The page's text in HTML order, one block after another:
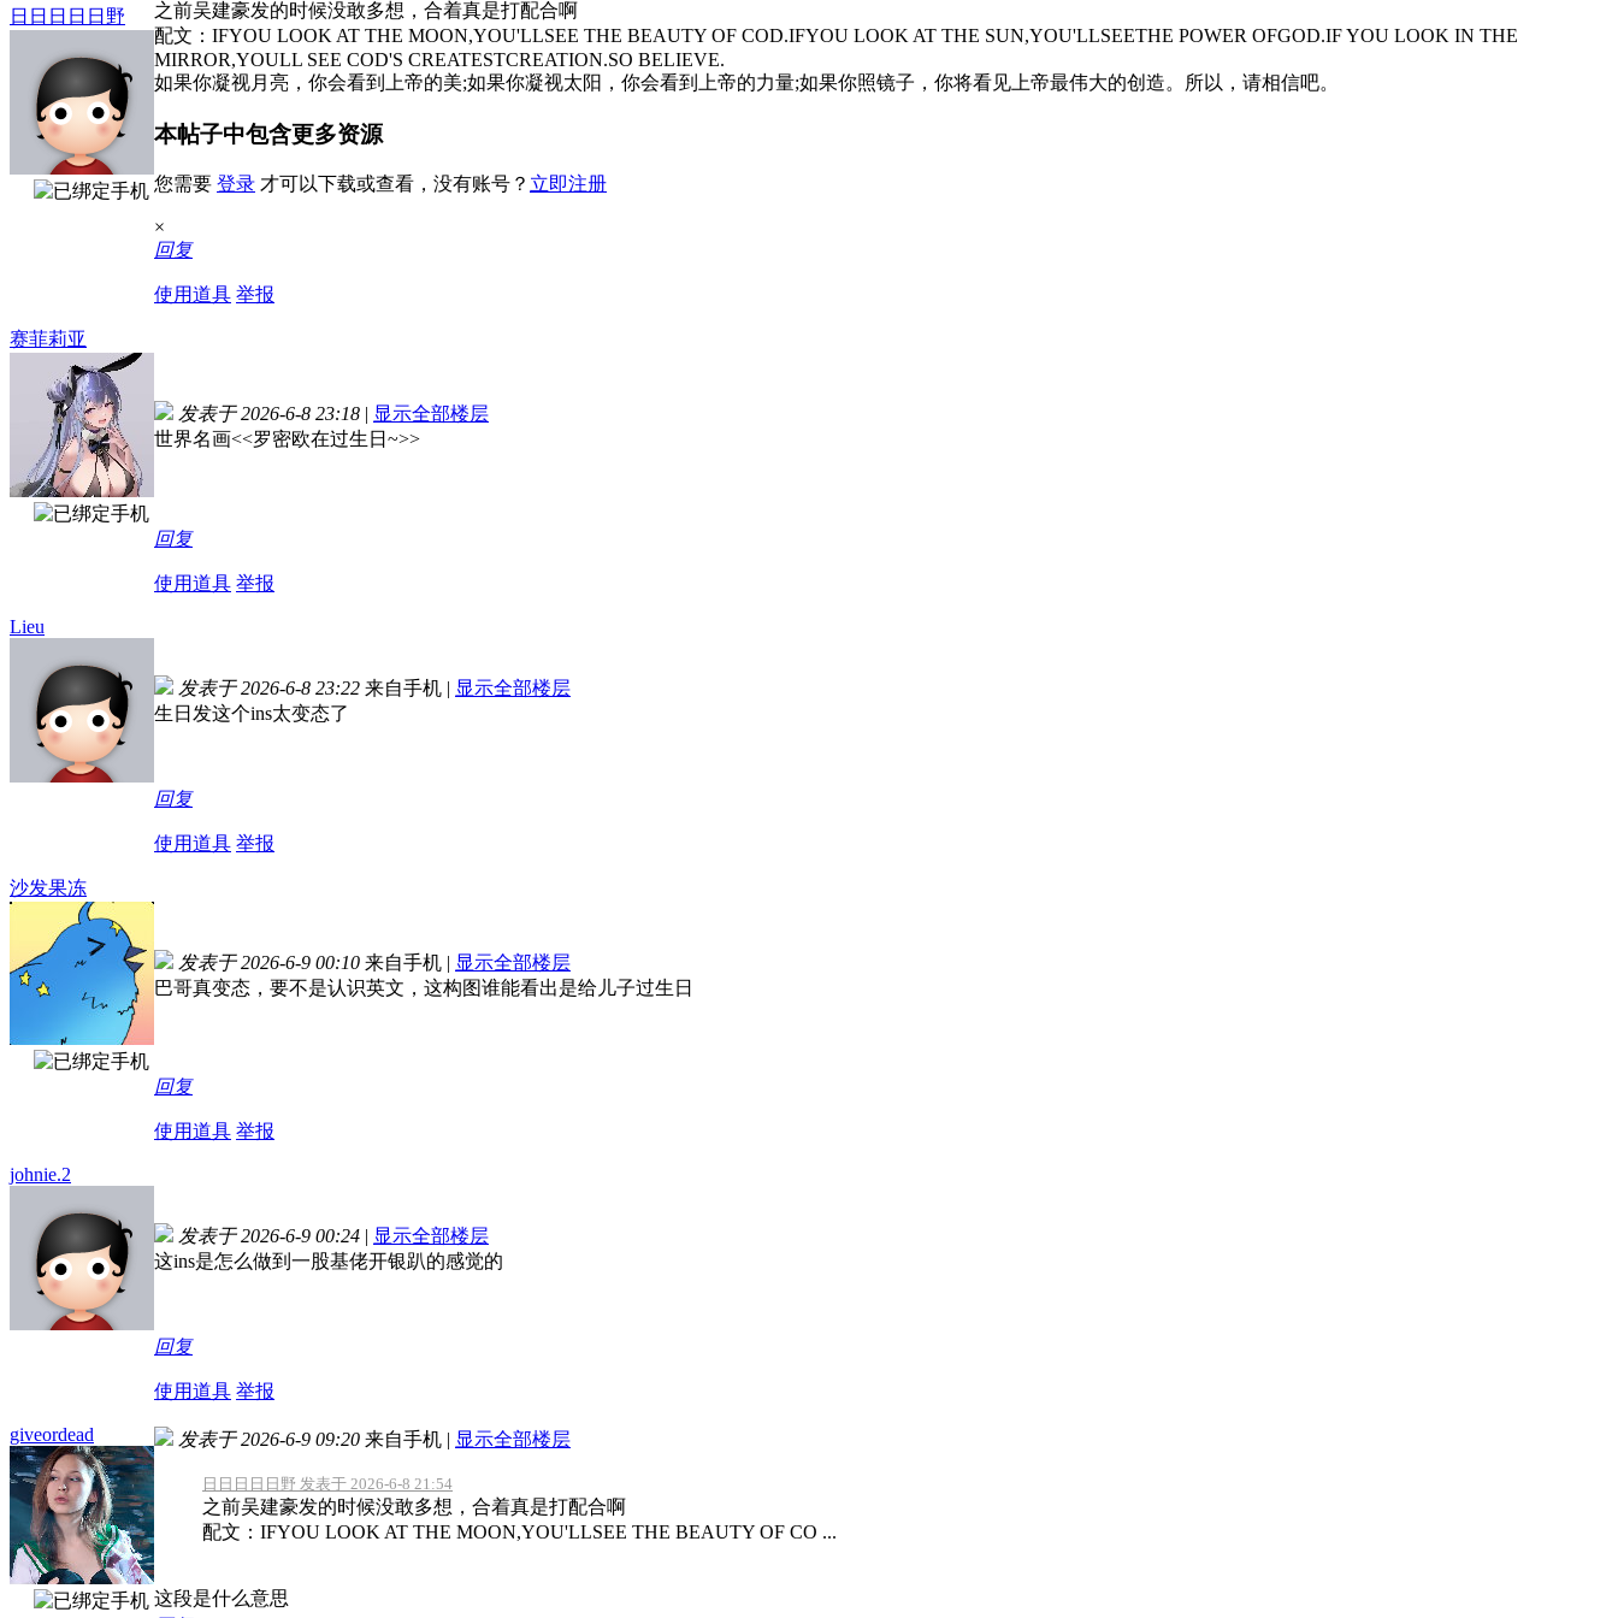
日日日日日野
之前吴建豪发的时候没敢多想，合着真是打配合啊
配文：IFYOU LOOK AT THE MOON,YOU'LLSEE THE BEAUTY OF COD.IFYOU LOOK AT THE SUN,YOU'LLSEETHE POWER OFGOD.IF YOU LOOK IN THE
MIRROR,YOULL SEE COD'S CREATESTCREATION.SO BELIEVE.
如果你凝视月亮，你会看到上帝的美;如果你凝视太阳，你会看到上帝的力量;如果你照镜子，你将看见上帝最伟大的创造。所以，请相信吧。
本帖子中包含更多资源
您需要 登录 才可以下载或查看，没有账号？ 立即注册
×
回复
使用道具 举报
赛菲莉亚
发表于 2026-6-8 23:18 | 显示全部楼层
世界名画<<罗密欧在过生日~>>
回复
使用道具 举报
Lieu
发表于 2026-6-8 23:22 来自手机 | 显示全部楼层
生日发这个ins太变态了
回复
使用道具 举报
沙发果冻
发表于 2026-6-9 00:10 来自手机 | 显示全部楼层
巴哥真变态，要不是认识英文，这构图谁能看出是给儿子过生日
回复
使用道具 举报
johnie.2
发表于 2026-6-9 00:24 | 显示全部楼层
这ins是怎么做到一股基佬开银趴的感觉的
回复
使用道具 举报
giveordead 发表于 2026-6-9 09:20 来自手机 | 显示全部楼层
日日日日日野 发表于 2026-6-8 21:54
之前吴建豪发的时候没敢多想，合着真是打配合啊
配文：IFYOU LOOK AT THE MOON,YOU'LLSEE THE BEAUTY OF CO ...
这段是什么意思